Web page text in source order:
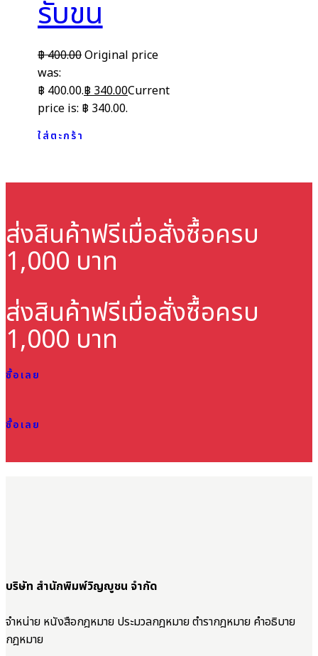
รับขน
฿400.00Original price
was:
฿ 400.00.฿ 340.00Current
price is: ฿ 340.00.
ใส่ตะกร้า
ส่งสินค้าฟรีเมื่อสั่งซื้อครบ
1,000 บาท
ส่งสินค้าฟรีเมื่อสั่งซื้อครบ
1,000 บาท
ซื้อเลย
ซื้อเลย
บริษัท สำนักพิมพ์วิญญูชน จำกัด
จำหน่าย หนังสือกฎหมาย ประมวลกฎหมาย ตำรากฎหมาย คำอธิบาย
กฎหมาย